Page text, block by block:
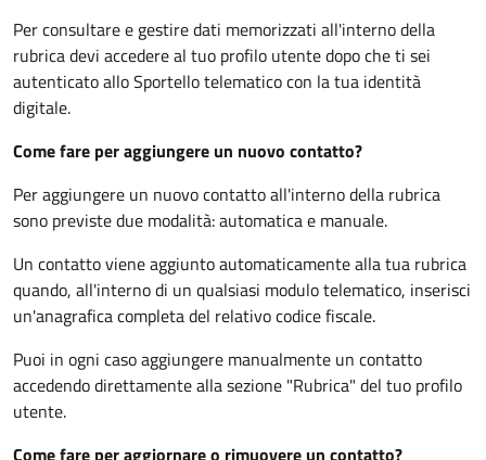
Per consultare e gestire dati memorizzati all'interno della
rubrica devi accedere al tuo profilo utente dopo che ti sei
autenticato allo Sportello telematico con la tua identità
digitale.
Come fare per aggiungere un nuovo contatto?
Per aggiungere un nuovo contatto all'interno della rubrica
sono previste due modalità: automatica e manuale.
Un contatto viene aggiunto automaticamente alla tua rubrica
quando, all'interno di un qualsiasi modulo telematico, inserisci
un'anagrafica completa del relativo codice fiscale.
Puoi in ogni caso aggiungere manualmente un contatto
accedendo direttamente alla sezione "Rubrica" del tuo profilo
utente.
Come fare per aggiornare o rimuovere un contatto?